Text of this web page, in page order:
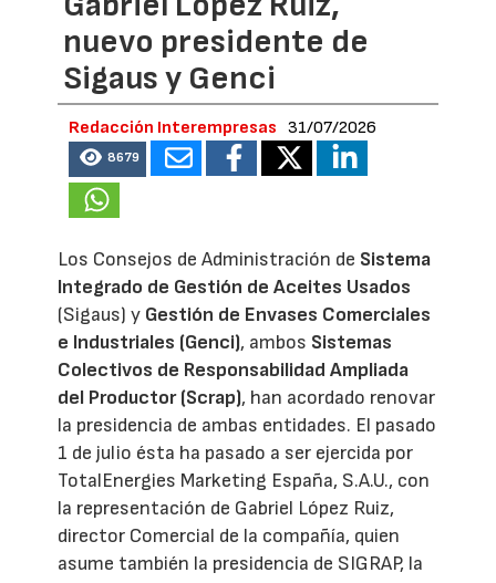
nuevo presidente de
Sigaus y Genci
Redacción Interempresas 31/07/2026
8679
Los Consejos de Administración de Sistema
Integrado de Gestión de Aceites Usados
(Sigaus) y Gestión de Envases Comerciales
e Industriales (Genci), ambos Sistemas
Colectivos de Responsabilidad Ampliada
del Productor (Scrap), han acordado renovar
la presidencia de ambas entidades. El pasado
1 de julio ésta ha pasado a ser ejercida por
TotalEnergies Marketing España, S.A.U., con
la representación de Gabriel López Ruiz,
director Comercial de la compañía, quien
asume también la presidencia de SIGRAP, la